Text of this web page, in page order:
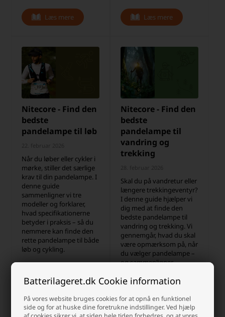
Batterilageret.dk Cookie information
På vores website bruges cookies for at opnå en funktionel
side og for at huske dine foretrukne indstillinger. Ved hjælp
Læs mere Læs mere
Nitecore - Find den
bedste
pandelampe til løb
Når du løber eller cykler i
mørke, stiller det særlige
krav til din pandelampe. I
denne guide
sammenligner vi tre
modeller og forklarer,
hvad specifikationerne
betyder i praksis – så du
nemmere kan finde den
rette pandelampe til både
løb og cykling.
Nitecore - Find den
bedste
pandelampe til
vandring og
trekking
Skal du på vandretur eller
længere trekkingeventyr?
I denne guide hjælper vi
dig med at finde den
bedste pandelampe til
vandring og trekking. Vi
gennemgår, hvad du skal
være opmærksom på, når
du vælger pandelampe –
og sammenligner
modeller, så du nemt kan
passer til både terræn,
turens længde og dit